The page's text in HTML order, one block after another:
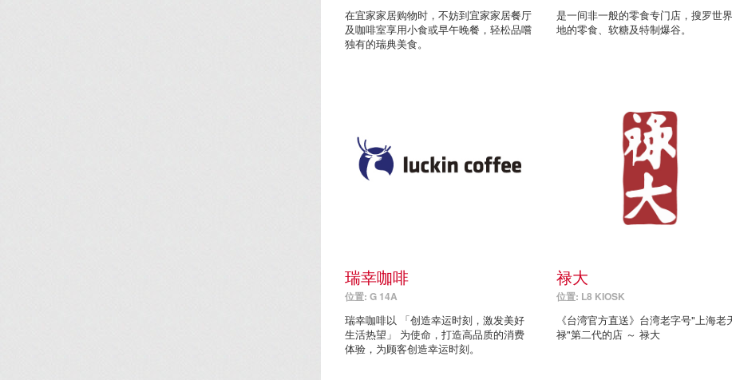
在宜家家居购物时，不妨到宜家家居餐厅
及咖啡室享用小食或早午晚餐，轻松品嚐
独有的瑞典美食。
是一间非一般的零食专门店，搜罗世
地的零食、软糖及特制爆谷。
瑞幸咖啡
位置: G 14A
瑞幸咖啡以 「创造幸运时刻，激发美好
生活热望」 为使命，打造高品质的消费
体验，为顾客创造幸运时刻。
禄大
位置: L8 KIOSK
《台湾官方直送》台湾老字号"上海老
禄"第二代的店 ～ 禄大